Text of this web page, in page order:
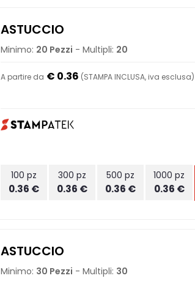
ASTUCCIO
Minimo: 20 Pezzi - Multipli: 20
A partire da € 0.36 (STAMPA INCLUSA, iva esclusa)
100 pz
0.36 €
300 pz
0.36 €
500 pz
0.36 €
1000 pz
0.36 €
ASTUCCIO
Minimo: 30 Pezzi - Multipli: 30